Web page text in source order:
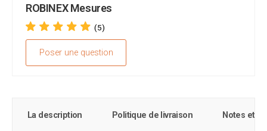
ROBINEX Mesures
(5)
Poser une question
La description Politique de livraison Notes et